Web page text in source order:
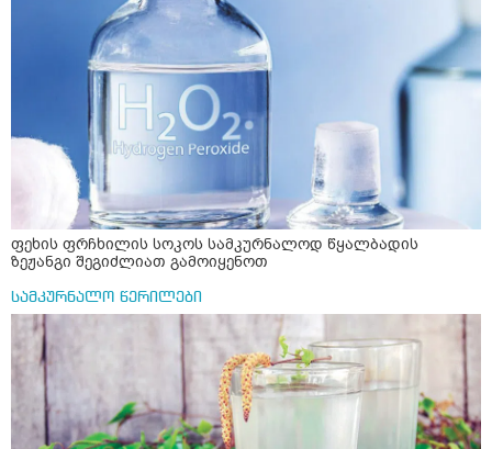
ფეხის ფრჩხილის სოკოს სამკურნალოდ წყალბადის
ზეჟანგი შეგიძლიათ გამოიყენოთ
სამკურნალო წერილები